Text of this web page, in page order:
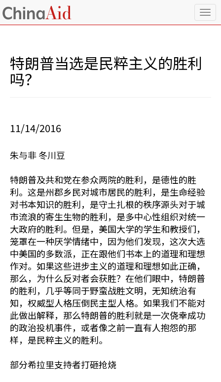
T
o
特朗普当选是民粹主义的胜利
吗？
11/14/2016
朱与非 冬川豆
特朗普及共和党在参众两院的胜利，是德性的胜
利。这是州郡乡民对城市居民的胜利，是生命经验
对书本知识的胜利，是守土扎根的秩序源头对于城
市流浪的寄生生物的胜利，是多中心性组织对统一
大政府的胜利。但是，美国大学的学生和教授们，
笼罩在一种厌学情绪中，因为他们发现，这次大选
中美国的多数派，正在跟他们书本上的道理和理想
作对。如果这些进步主义的道理和理想如此正确，
那么，为什么反对者会获胜？在他们眼中，特朗普
的胜利，几乎等同于野蛮战胜文明，无知统治有
知，权威型人格压倒民主型人格。如果我们不能对
此做出解释，那么特朗普的胜利就是一次侥幸成功
的政治投机事件，或者像之前一直有人抱怨的那
样，是民粹主义的胜利。
部分希拉里支持者打砸抢烧